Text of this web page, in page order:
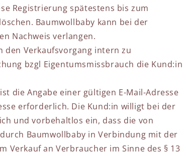
Registrierung spätestens bis zum
Baumwollbaby kann bei der
Nachweis verlangen.
den Verkaufsvorgang intern zu
bzgl Eigentumsmissbrauch die Kund:in
die Angabe einer gültigen E-Mail-Adresse
erforderlich. Die Kund:in willigt bei der
und vorbehaltlos ein, dass die von
Baumwollbaby in Verbindung mit der
Verkauf an Verbraucher im Sinne des § 13